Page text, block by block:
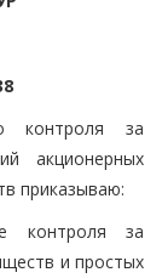
контроля за
акционерных
приказываю:
контроля за
и простых